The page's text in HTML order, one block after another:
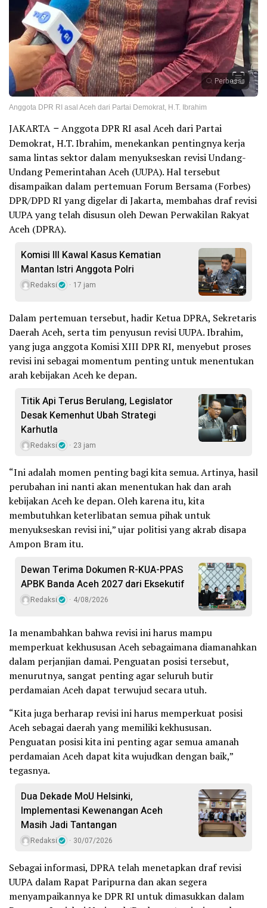
Perbesar
Anggota DPR RI asal Aceh dari Partai Demokrat, H.T. Ibrahim
JAKARTA –Anggota DPR RI asal Aceh dari Partai
Demokrat, H.T. Ibrahim, menekankan pentingnya kerja
sama lintas sektor dalam menyukseskan revisi Undang-
Undang Pemerintahan Aceh (UUPA). Hal tersebut
disampaikan dalam pertemuan Forum Bersama (Forbes)
DPR/DPD RI yang digelar di Jakarta, membahas draf revisi
UUPA yang telah disusun oleh Dewan Perwakilan Rakyat
Aceh (DPRA).
Komisi III Kawal Kasus Kematian
Mantan Istri Anggota Polri
Redaksi 17 jam
Dalam pertemuan tersebut, hadir Ketua DPRA, Sekretaris
Daerah Aceh, serta tim penyusun revisi UUPA. Ibrahim,
yang juga anggota Komisi XIII DPR RI, menyebut proses
revisi ini sebagai momentum penting untuk menentukan
arah kebijakan Aceh ke depan.
Titik Api Terus Berulang, Legislator
Desak Kemenhut Ubah Strategi
Karhutla
Redaksi 23 jam
“Ini adalah momen penting bagi kita semua. Artinya, hasil
perubahan ini nanti akan menentukan hak dan arah
kebijakan Aceh ke depan. Oleh karena itu, kita
membutuhkan keterlibatan semua pihak untuk
menyukseskan revisi ini,” ujar politisi yang akrab disapa
Ampon Bram itu.
Dewan Terima Dokumen R-KUA-PPAS
APBK Banda Aceh 2027 dari Eksekutif
Redaksi 4/08/2026
Ia menambahkan bahwa revisi ini harus mampu
memperkuat kekhususan Aceh sebagaimana diamanahkan
dalam perjanjian damai. Penguatan posisi tersebut,
menurutnya, sangat penting agar seluruh butir
perdamaian Aceh dapat terwujud secara utuh.
“Kita juga berharap revisi ini harus memperkuat posisi
Aceh sebagai daerah yang memiliki kekhususan.
Penguatan posisi kita ini penting agar semua amanah
perdamaian Aceh dapat kita wujudkan dengan baik,”
tegasnya.
Dua Dekade MoU Helsinki,
Implementasi Kewenangan Aceh
Masih Jadi Tantangan
Redaksi 30/07/2026
Sebagai informasi, DPRA telah menetapkan draf revisi
UUPA dalam Rapat Paripurna dan akan segera
menyampaikannya ke DPR RI untuk dimasukkan dalam